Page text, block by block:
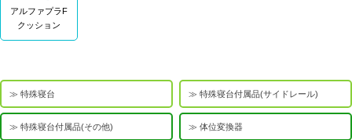
アルファプラF
クッション
特殊寝台 特殊寝台付属品(サイドレール)
特殊寝台付属品(その他) 体位変換器